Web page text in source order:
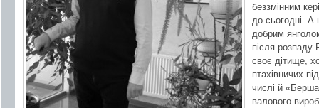
беззмінним
до сьогодні. А
добрим
після
своє дітище,
птахівничих
числі й
валового